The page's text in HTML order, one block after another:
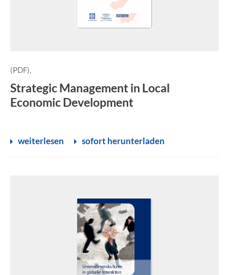
(PDF),
Strategic Management in Local
Economic Development
weiterlesen sofort herunterladen